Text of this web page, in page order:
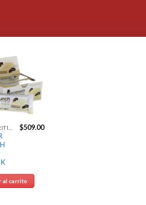
Agregar
a la
Lista de
deseos
$509.00
al carrito